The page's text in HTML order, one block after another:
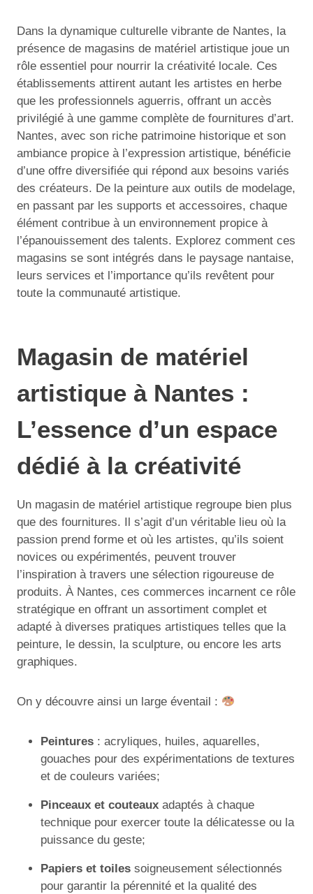
Dans la dynamique culturelle vibrante de Nantes, la
présence de magasins de matériel artistique joue un
rôle essentiel pour nourrir la créativité locale. Ces
établissements attirent autant les artistes en herbe
que les professionnels aguerris, offrant un accès
privilégié à une gamme complète de fournitures d’art.
Nantes, avec son riche patrimoine historique et son
ambiance propice à l’expression artistique, bénéficie
d’une offre diversifiée qui répond aux besoins variés
des créateurs. De la peinture aux outils de modelage,
en passant par les supports et accessoires, chaque
élément contribue à un environnement propice à
l’épanouissement des talents. Explorez comment ces
magasins se sont intégrés dans le paysage nantaise,
leurs services et l’importance qu’ils revêtent pour
toute la communauté artistique.
Magasin de matériel
artistique à Nantes :
L’essence d’un espace
dédié à la créativité
Un magasin de matériel artistique regroupe bien plus
que des fournitures. Il s’agit d’un véritable lieu où la
passion prend forme et où les artistes, qu’ils soient
novices ou expérimentés, peuvent trouver
l’inspiration à travers une sélection rigoureuse de
produits. À Nantes, ces commerces incarnent ce rôle
stratégique en offrant un assortiment complet et
adapté à diverses pratiques artistiques telles que la
peinture, le dessin, la sculpture, ou encore les arts
graphiques.
On y découvre ainsi un large éventail :
Peintures : acryliques, huiles, aquarelles,
gouaches pour des expérimentations de textures
et de couleurs variées;
Pinceaux et couteaux adaptés à chaque
technique pour exercer toute la délicatesse ou la
puissance du geste;
Papiers et toiles soigneusement sélectionnés
pour garantir la pérennité et la qualité des